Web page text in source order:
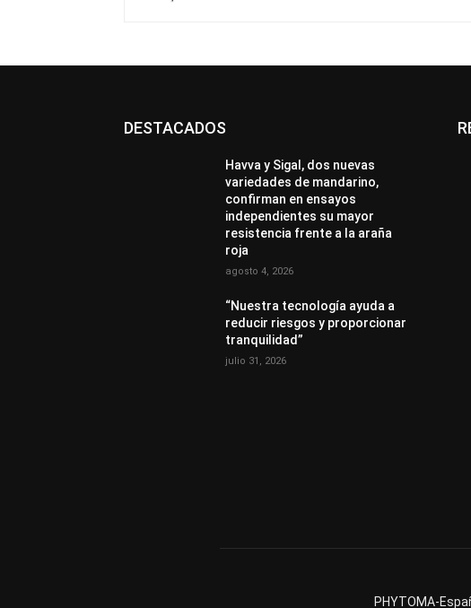
DESTACADOS
Havva y Sigal, dos nuevas
variedades de mandarino,
confirman en ensayos
independientes su mayor
resistencia frente a la araña
roja
agosto 4, 2026
“Nuestra tecnología ayuda a
reducir riesgos y proporcionar
tranquilidad”
julio 31, 2026
PHYTOMA-